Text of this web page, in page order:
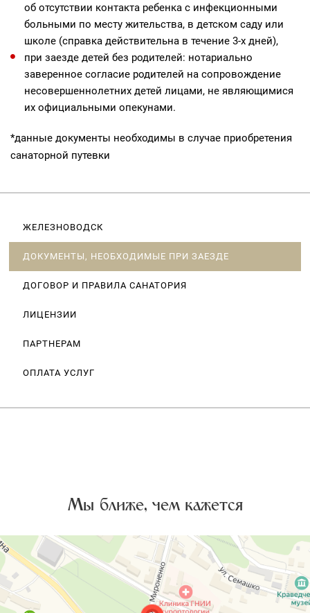
об отсутствии контакта ребенка с инфекционными
больными по месту жительства, в детском саду или
школе (справка действительна в течение 3-х дней),
при заезде детей без родителей: нотариально
заверенное согласие родителей на сопровождение
несовершеннолетних детей лицами, не являющимися
их официальными опекунами.
*данные документы необходимы в случае приобретения
санаторной путевки
ЖЕЛЕЗНОВОДСК
ДОКУМЕНТЫ, НЕОБХОДИМЫЕ ПРИ ЗАЕЗДЕ
ДОГОВОР И ПРАВИЛА САНАТОРИЯ
ЛИЦЕНЗИИ
ПАРТНЕРАМ
ОПЛАТА УСЛУГ
Мы ближе, чем кажется